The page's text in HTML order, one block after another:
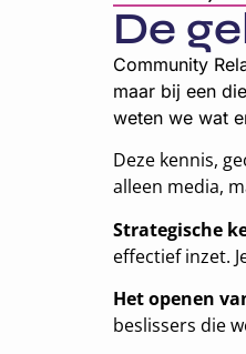
De
Community
maar bij een
weten we wat
Deze kennis,
alleen media,
Strategische
effectief inzet.
Het openen
beslissers die